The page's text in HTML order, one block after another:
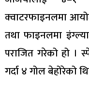
क्वाटरफाइनलमा
तथा फाइनलमा
पराजित गरेको हो ।
गर्दा ४ गोल बेहोरेको